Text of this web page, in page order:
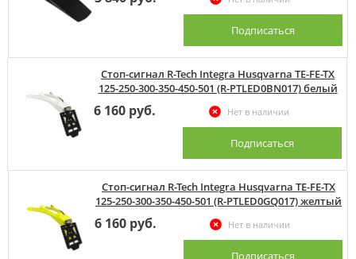
Подписаться
Стоп-сигнал R-Tech Integra Husqvarna TE-FE-TX
125-250-300-350-450-501 (R-PTLED0BN017) белый
6 160 руб. Нет в наличии
Подписаться
Стоп-сигнал R-Tech Integra Husqvarna TE-FE-TX
125-250-300-350-450-501 (R-PTLED0GQ017) желтый
6 160 руб. Нет в наличии
Подписаться